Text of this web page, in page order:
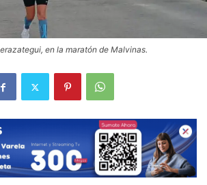
en la maratón de Malvinas.